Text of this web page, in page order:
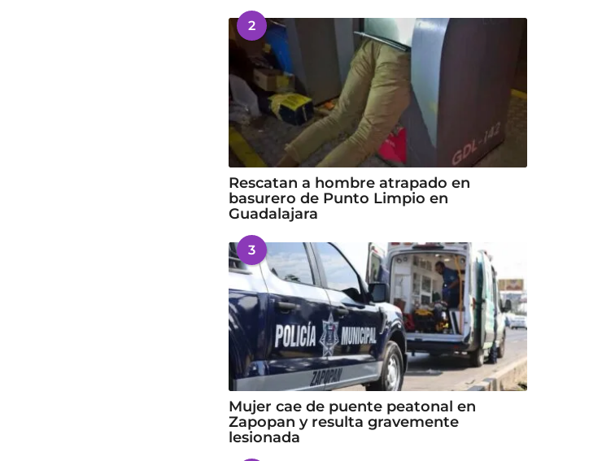
2
Rescatan a hombre atrapado en
basurero de Punto Limpio en
Guadalajara
3
Mujer cae de puente peatonal en
Zapopan y resulta gravemente
lesionada